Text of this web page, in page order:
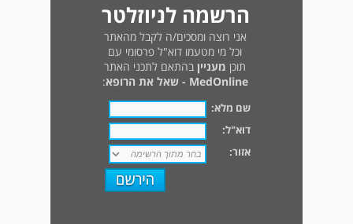
הרשמה לניוזלטר
אני רוצה ומסכים/ה לקבל מהאתר
וכל מי מטעמו דוא"ל פרסומי עם
תוכן מעניין בהתאם לתכני האתר
MedOnline - שאל את הרופא
:
שם מלא:
דוא"ל:
אזור: